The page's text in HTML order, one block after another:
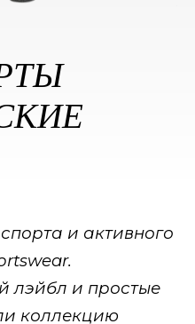
и активного
лэйбл и простые
коллекцию